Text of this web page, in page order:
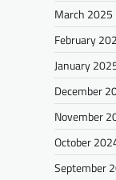
March 2025
February
January
December
November
October
September